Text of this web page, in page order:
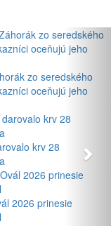
zo seredského
oceňujú jeho
krv 28
2026 prinesie